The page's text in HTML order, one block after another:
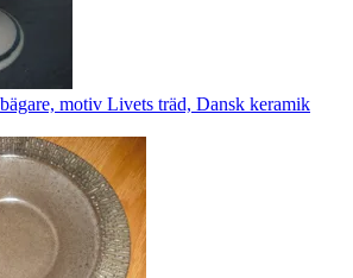
motiv Livets träd, Dansk keramik